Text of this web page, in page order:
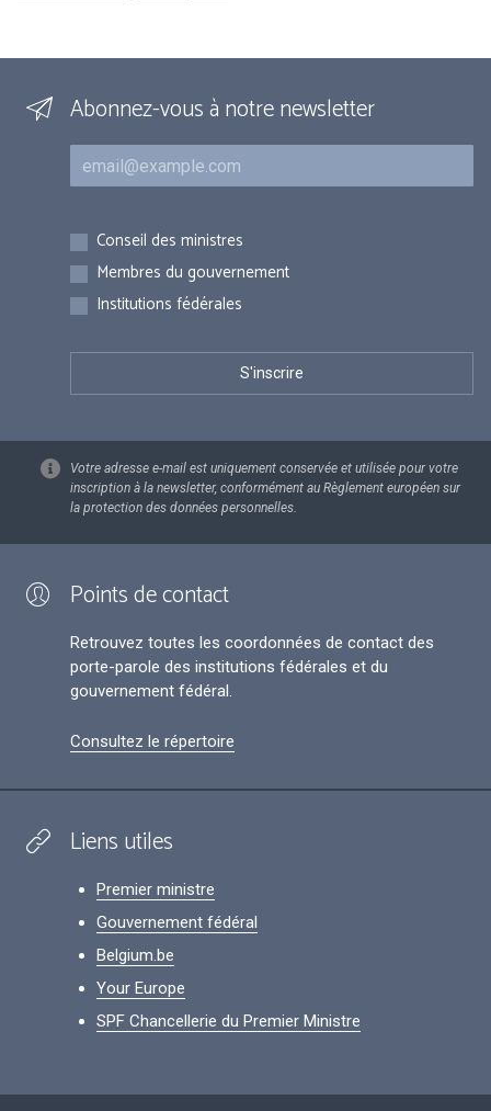
Abonnez-vous à notre newsletter
Courriel
Inscriptions
Conseil des ministres
Membres du gouvernement
Institutions fédérales
Votre adresse e-mail est uniquement conservée et utilisée pour votre
inscription à la newsletter, conformément au Règlement européen sur
la protection des données personnelles.
Points de contact
Retrouvez toutes les coordonnées de contact des
porte-parole des institutions fédérales et du
gouvernement fédéral.
Consultez le répertoire
Liens utiles
Premier ministre
Gouvernement fédéral
Belgium.be
Your Europe
SPF Chancellerie du Premier Ministre